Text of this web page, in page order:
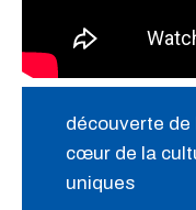
découverte de
cœur de la
uniques